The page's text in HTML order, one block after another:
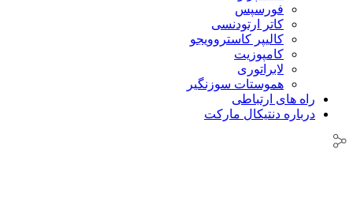
فورسپس
کاتر ارتودنسی
کالیپر کاستروویجو
کامپوزیت
لابراتوری
هموستات سوزنگیر
راه های ارتباطی
درباره دنتیکال مارکت